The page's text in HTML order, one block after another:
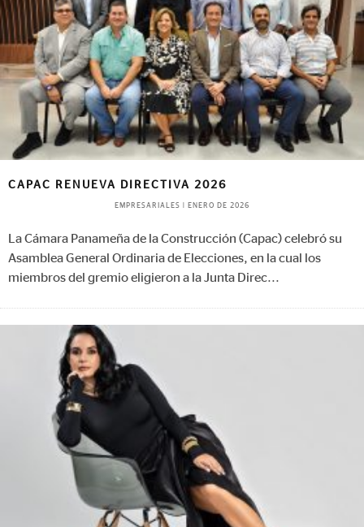
CAPAC RENUEVA DIRECTIVA 2026
EMPRESARIALES ENERO DE 2026
La Cámara Panameña de la Construcción (Capac) celebró su
Asamblea General Ordinaria de Elecciones, en la cual los
miembros del gremio eligieron a la Junta Direc...